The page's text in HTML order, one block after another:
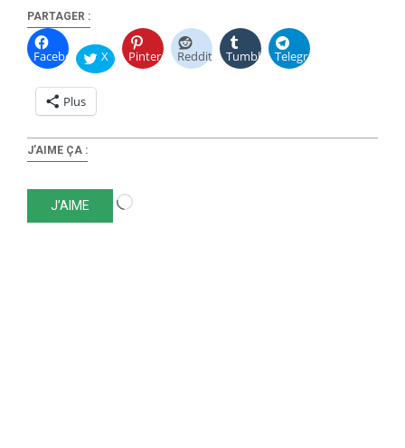
PARTAGER :
Facebook X Pinterest Reddit Tumblr Telegram
Plus
J’AIME ÇA :
J’AIME